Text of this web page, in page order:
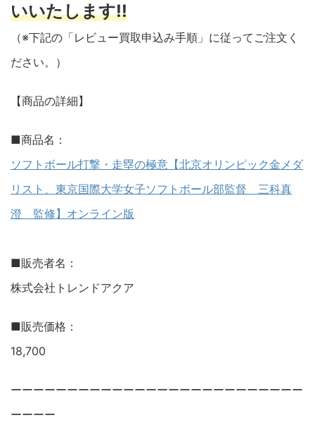
いいたします!!
（※下記の「レビュー買取申込み手順」に従ってご注文く
ださい。）
【商品の詳細】
■商品名：
ソフトボール打撃・走塁の極意【北京オリンピック金メダ
リスト、東京国際大学女子ソフトボール部監督 三科真
澄 監修】オンライン版
■販売者名：
株式会社トレンドアクア
■販売価格：
18,700
ーーーーーーーーーーーーーーーーーーーーーーーーーー
ーーーー